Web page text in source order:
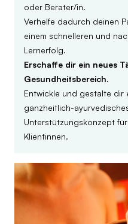
oder Berater/in.
Verhelfe dadurch deinen
einem schnelleren und
Lernerfolg.
Erschaffe dir ein neues
Gesundheitsbereich.
Entwickle und gestalte dir
ganzheitlich-
Unterstützungskonzept
Klientinnen.